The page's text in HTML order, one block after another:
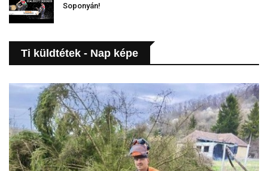
Soponyán!
Ti küldtétek - Nap képe